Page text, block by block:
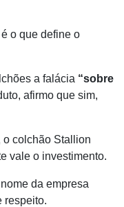
o que define o
a falácia “sobre
afirmo que sim,
o colchão Stallion
vale o investimento.
da empresa
respeito.